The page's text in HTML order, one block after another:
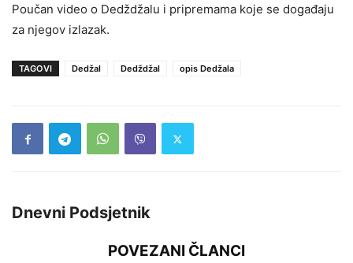
Poučan video o Dedždžalu i pripremama koje se događaju
za njegov izlazak.
TAGOVI Dedžal Dedždžal opis Dedžala
Dnevni Podsjetnik
POVEZANI ČLANCI